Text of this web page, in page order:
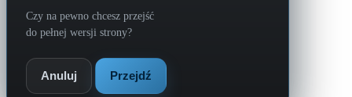
Czy na pewno chcesz przejść
do pełnej wersji strony?
Anuluj Przejdź